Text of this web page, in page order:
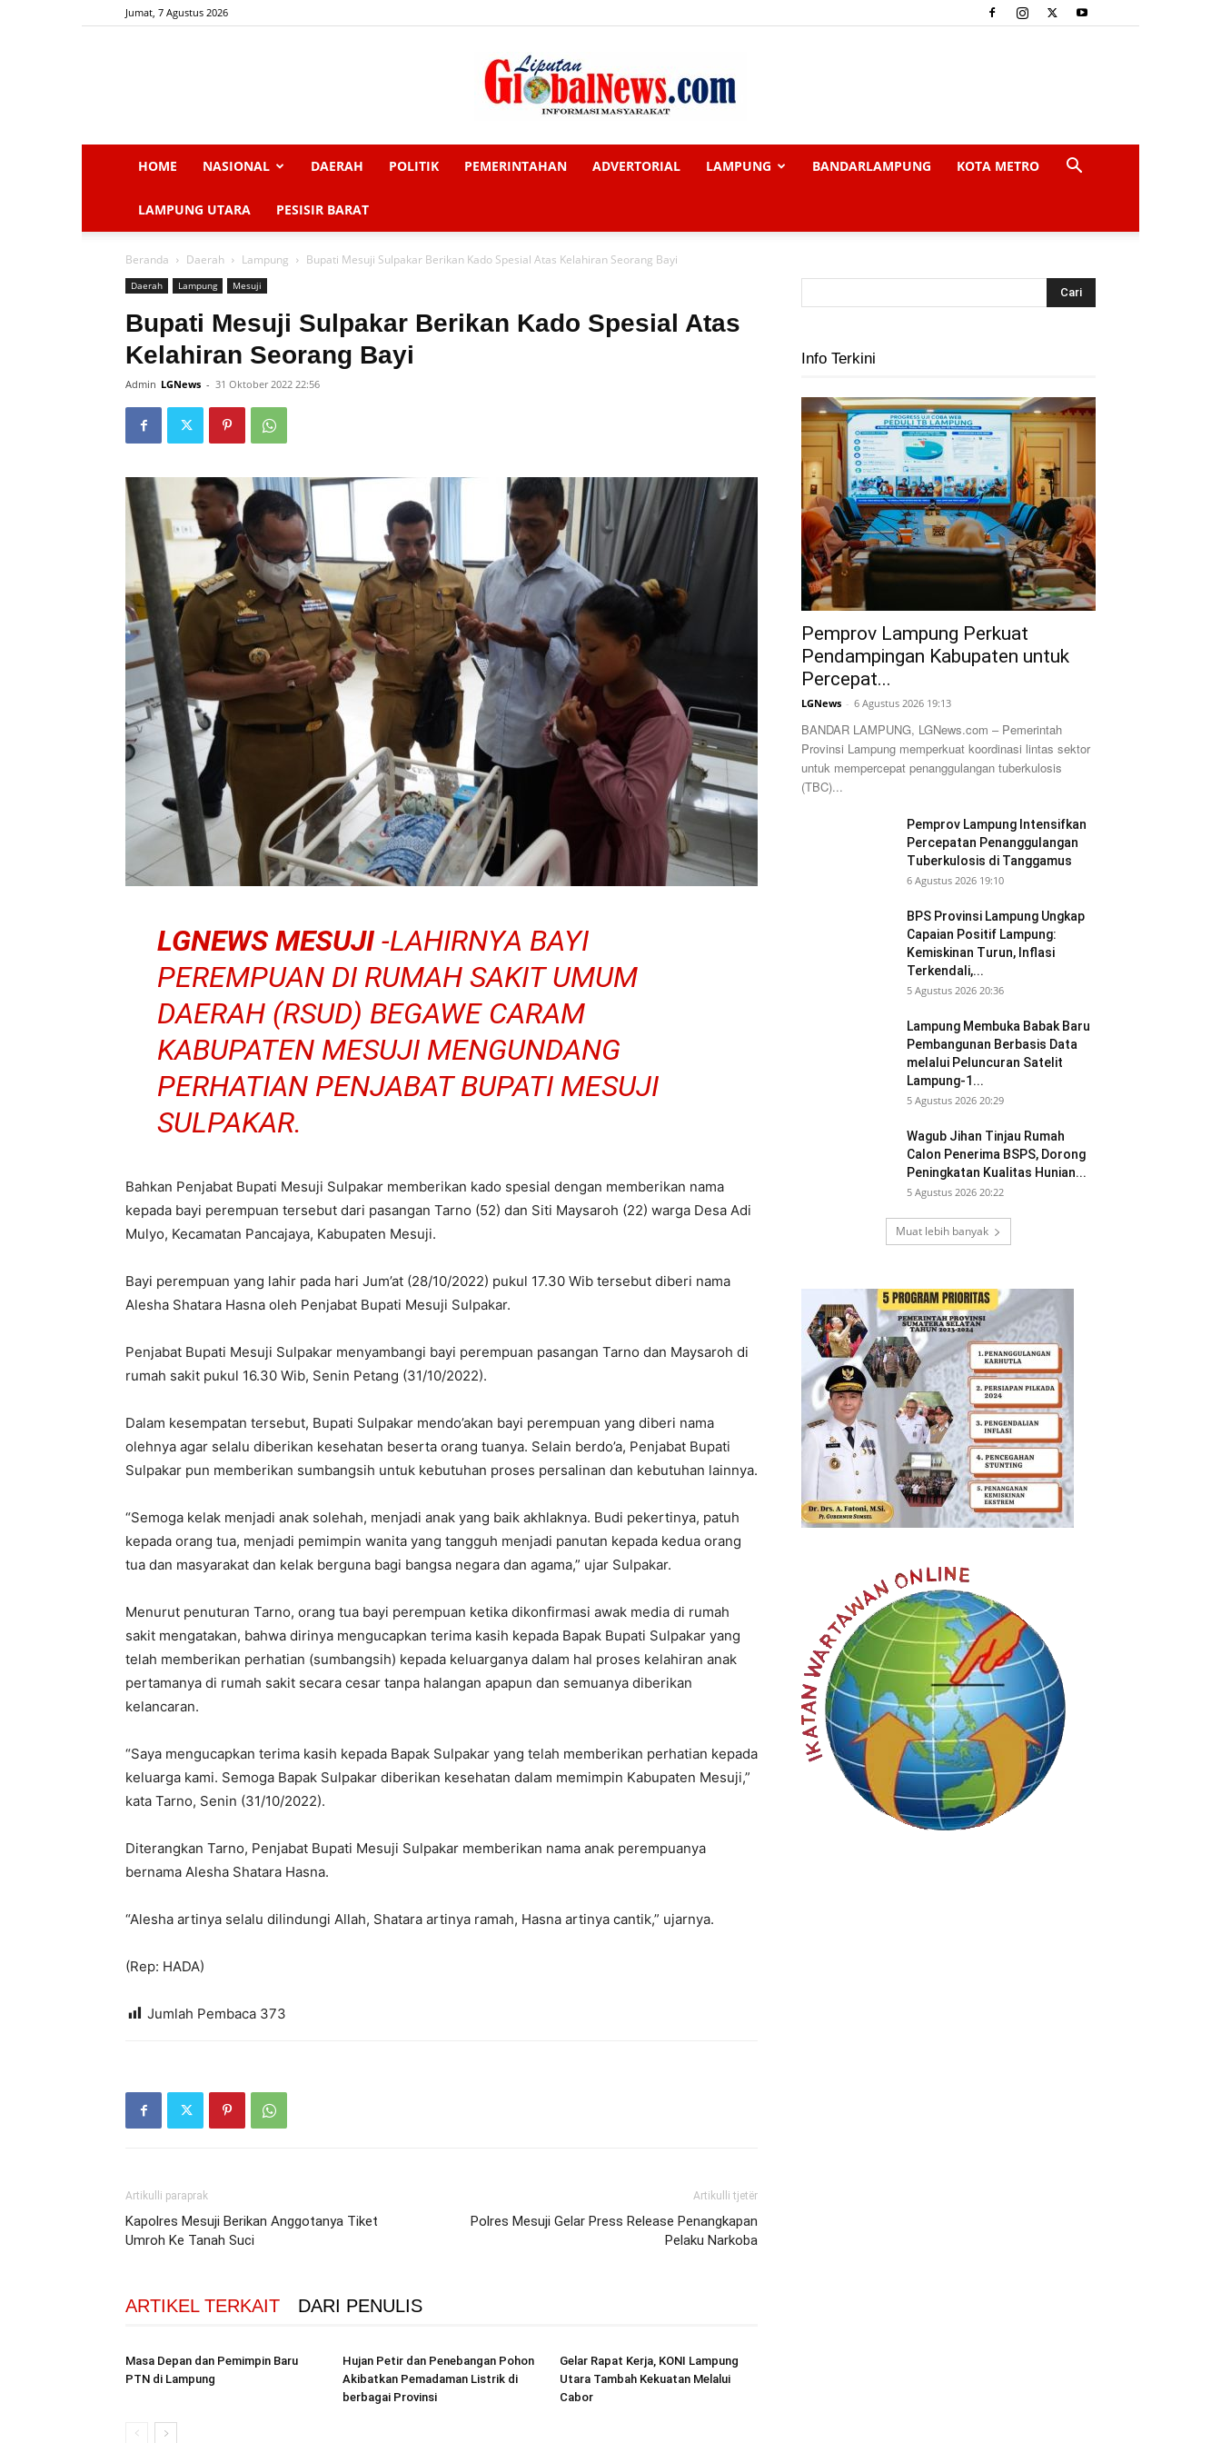
Jumat, 7 Agustus 2026
HOME NASIONAL DAERAH POLITIK PEMERINTAHAN ADVERTORIAL LAMPUNG BANDARLAMPUNG KOTA METRO
LAMPUNG UTARA PESISIR BARAT
Beranda Daerah Lampung Bupati Mesuji Sulpakar Berikan Kado Spesial Atas Kelahiran Seorang Bayi
Daerah Lampung Mesuji
Bupati Mesuji Sulpakar Berikan Kado Spesial Atas
Kelahiran Seorang Bayi
Admin LGNews - 31 Oktober 2022 22:56
LGNEWS MESUJI-LAHIRNYA BAYI
PEREMPUAN DI RUMAH SAKIT UMUM
DAERAH (RSUD) BEGAWE CARAM
KABUPATEN MESUJI MENGUNDANG
PERHATIAN PENJABAT BUPATI MESUJI
SULPAKAR.
Bahkan Penjabat Bupati Mesuji Sulpakar memberikan kado spesial dengan memberikan nama
kepada bayi perempuan tersebut dari pasangan Tarno (52) dan Siti Maysaroh (22) warga Desa Adi
Mulyo, Kecamatan Pancajaya, Kabupaten Mesuji.
Bayi perempuan yang lahir pada hari Jum’at (28/10/2022) pukul 17.30 Wib tersebut diberi nama
Alesha Shatara Hasna oleh Penjabat Bupati Mesuji Sulpakar.
Penjabat Bupati Mesuji Sulpakar menyambangi bayi perempuan pasangan Tarno dan Maysaroh di
rumah sakit pukul 16.30 Wib, Senin Petang (31/10/2022).
Dalam kesempatan tersebut, Bupati Sulpakar mendo’akan bayi perempuan yang diberi nama
olehnya agar selalu diberikan kesehatan beserta orang tuanya. Selain berdo’a, Penjabat Bupati
Sulpakar pun memberikan sumbangsih untuk kebutuhan proses persalinan dan kebutuhan lainnya.
“Semoga kelak menjadi anak solehah, menjadi anak yang baik akhlaknya. Budi pekertinya, patuh
kepada orang tua, menjadi pemimpin wanita yang tangguh menjadi panutan kepada kedua orang
tua dan masyarakat dan kelak berguna bagi bangsa negara dan agama,” ujar Sulpakar.
Menurut penuturan Tarno, orang tua bayi perempuan ketika dikonfirmasi awak media di rumah
sakit mengatakan, bahwa dirinya mengucapkan terima kasih kepada Bapak Bupati Sulpakar yang
telah memberikan perhatian (sumbangsih) kepada keluarganya dalam hal proses kelahiran anak
pertamanya di rumah sakit secara cesar tanpa halangan apapun dan semuanya diberikan
kelancaran.
“Saya mengucapkan terima kasih kepada Bapak Sulpakar yang telah memberikan perhatian kepada
keluarga kami. Semoga Bapak Sulpakar diberikan kesehatan dalam memimpin Kabupaten Mesuji,”
kata Tarno, Senin (31/10/2022).
Diterangkan Tarno, Penjabat Bupati Mesuji Sulpakar memberikan nama anak perempuanya
bernama Alesha Shatara Hasna.
“Alesha artinya selalu dilindungi Allah, Shatara artinya ramah, Hasna artinya cantik,” ujarnya.
(Rep: HADA)
Jumlah Pembaca 373
Artikulli paraprak
Kapolres Mesuji Berikan Anggotanya Tiket
Umroh Ke Tanah Suci
Artikulli tjetër
Polres Mesuji Gelar Press Release Penangkapan
Pelaku Narkoba
ARTIKEL TERKAIT DARI PENULIS
Masa Depan dan Pemimpin Baru
PTN di Lampung
Hujan Petir dan Penebangan Pohon
Akibatkan Pemadaman Listrik di
berbagai Provinsi
Gelar Rapat Kerja, KONI Lampung
Utara Tambah Kekuatan Melalui
Cabor
Info Terkini
Pemprov Lampung Perkuat
Pendampingan Kabupaten untuk
Percepat...
LGNews - 6 Agustus 2026 19:13
BANDAR LAMPUNG, LGNews.com – Pemerintah
Provinsi Lampung memperkuat koordinasi lintas sektor
untuk mempercepat penanggulangan tuberkulosis
(TBC)...
Pemprov Lampung Intensifkan
Percepatan Penanggulangan
Tuberkulosis di Tanggamus
6 Agustus 2026 19:10
BPS Provinsi Lampung Ungkap
Capaian Positif Lampung:
Kemiskinan Turun, Inflasi
Terkendali,...
5 Agustus 2026 20:36
Lampung Membuka Babak Baru
Pembangunan Berbasis Data
melalui Peluncuran Satelit
Lampung-1...
5 Agustus 2026 20:29
Wagub Jihan Tinjau Rumah
Calon Penerima BSPS, Dorong
Peningkatan Kualitas Hunian...
5 Agustus 2026 20:22
Muat lebih banyak